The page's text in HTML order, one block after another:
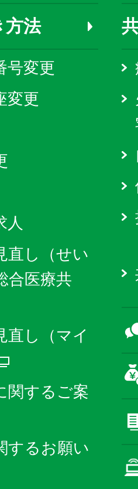
方法
号変更
変更
人
直し（せい
合医療共
直し（マイ
別ウィンドウで
関するご案
するお願い